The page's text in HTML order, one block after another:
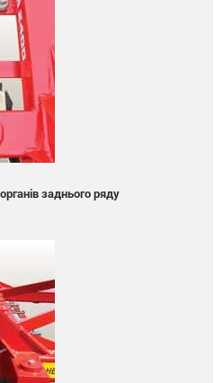
заднього ряду